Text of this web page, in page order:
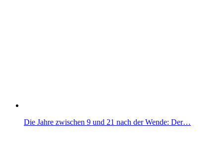
Die Jahre zwischen 9 und 21 nach der Wende: Der…